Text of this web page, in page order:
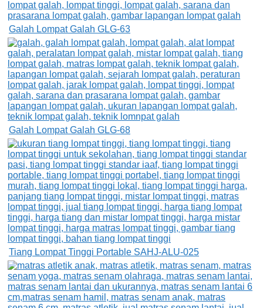
Galah Lompat Galah GLG-63
Galah Lompat Galah GLG-68
Tiang Lompat Tinggi Portable SAHJ-ALU-025